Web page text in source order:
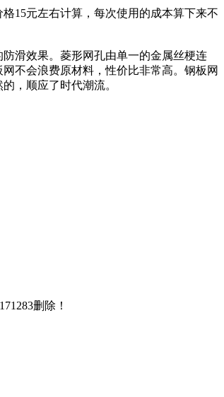
15元左右计算，每次使用的成本算下来不
滑效果。菱形网孔由单一的金属丝梗连
不会浪费原材料，性价比非常高。钢板网
，顺应了时代潮流。
删除！